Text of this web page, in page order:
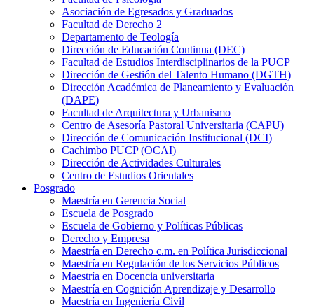
Asociación de Egresados y Graduados
Facultad de Derecho 2
Departamento de Teología
Dirección de Educación Continua (DEC)
Facultad de Estudios Interdisciplinarios de la PUCP
Dirección de Gestión del Talento Humano (DGTH)
Dirección Académica de Planeamiento y Evaluación
(DAPE)
Facultad de Arquitectura y Urbanismo
Centro de Asesoría Pastoral Universitaria (CAPU)
Dirección de Comunicación Institucional (DCI)
Cachimbo PUCP (OCAI)
Dirección de Actividades Culturales
Centro de Estudios Orientales
Posgrado
Maestría en Gerencia Social
Escuela de Posgrado
Escuela de Gobierno y Políticas Públicas
Derecho y Empresa
Maestría en Derecho c.m. en Política Jurisdiccional
Maestría en Regulación de los Servicios Públicos
Maestría en Docencia universitaria
Maestría en Cognición Aprendizaje y Desarrollo
Maestría en Ingeniería Civil